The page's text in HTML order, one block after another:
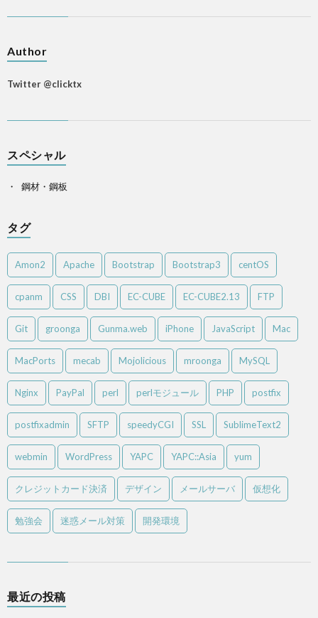
Author
Twitter @clicktx
スペシャル
鋼材・鋼板
タグ
Amon2 Apache Bootstrap Bootstrap3 centOS
cpanm CSS DBI EC-CUBE EC-CUBE2.13 FTP
Git groonga Gunma.web iPhone JavaScript Mac
MacPorts mecab Mojolicious mroonga MySQL
Nginx PayPal perl perlモジュール PHP postfix
postfixadmin SFTP speedyCGI SSL SublimeText2
webmin WordPress YAPC YAPC::Asia yum
クレジットカード決済 デザイン メールサーバ 仮想化
勉強会 迷惑メール対策 開発環境
最近の投稿